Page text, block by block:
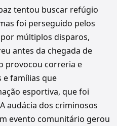
tentou buscar refúgio
foi perseguido pelos
múltiplos disparos,
antes da chegada de
provocou correria e
e famílias que
esportiva, que foi
audácia dos criminosos
evento comunitário gerou